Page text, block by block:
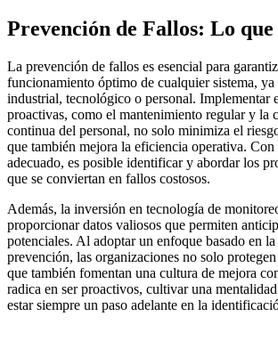
Prevención de Fallos: Lo que
La prevención de fallos es esencial para
funcionamiento óptimo de cualquier sistema, ya
industrial, tecnológico o personal. Implementar
proactivas, como el mantenimiento regular y la
continua del personal, no solo minimiza el
que también mejora la eficiencia operativa.
adecuado, es posible identificar y abordar los
que se conviertan en fallos costosos.
Además, la inversión en tecnología de
proporcionar datos valiosos que permiten
potenciales. Al adoptar un enfoque basado en
prevención, las organizaciones no solo
que también fomentan una cultura de mejora
radica en ser proactivos, cultivar una
estar siempre un paso adelante en la